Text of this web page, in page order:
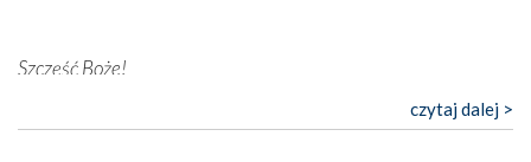
Nasza pielgrzymka nie byłaby tak bogata w duchową treść
Oprócz zapewnienia nam możliwości codziennego
Szczęść Boże!
to pismo, które bardzo sobie cenię i szanuję. Redagujecie
czytaj dalej >